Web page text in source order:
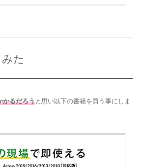
た
かるだろうと思い以下の書籍を買う事にしま